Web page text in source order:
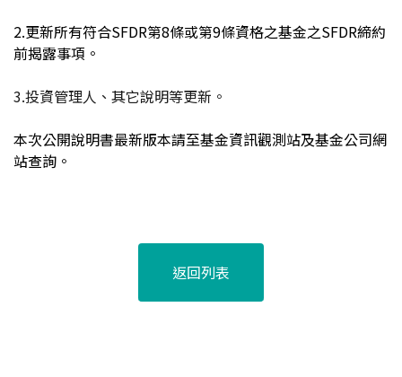
2.更新所有符合SFDR第8條或第9條資格之基金之SFDR締約
前揭露事項。
3.投資管理人、其它說明等更新。
本次公開說明書最新版本請至基金資訊觀測站及基金公司網
站查詢。
返回列表